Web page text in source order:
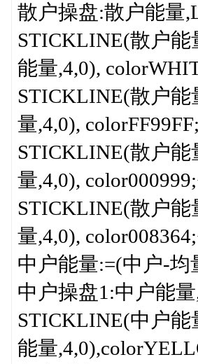
散户操盘:散户能量
STICKLINE(散户能
能量,4,0),
STICKLINE(散户
量,4,0),
STICKLINE(散户
量,4,0),
STICKLINE(散户
量,4,0),
中户能量:=(中户-均
中户操盘1:中户能
STICKLINE(中户能
能量